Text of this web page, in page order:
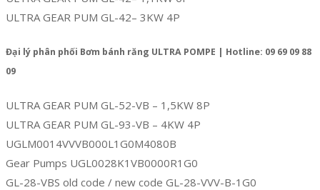
ULTRA GEAR PUM GL-42– 3KW 4P
Đại lý phân phối Bơm bánh răng ULTRA POMPE | Hotline: 09 69 09 88
09
ULTRA GEAR PUM GL-52-VB – 1,5KW 8P
ULTRA GEAR PUM GL-93-VB – 4KW 4P
UGLM0014VVVB000L1G0M4080B
Gear Pumps UGL0028K1VB0000R1G0
GL-28-VBS old code / new code GL-28-VVV-B-1G0